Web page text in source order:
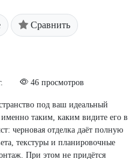
Сравнить
46 просмотров
под ваш идеальный
таким, каким видите его в
черновая отделка даёт полную
текстуры и планировочные
При этом не придётся